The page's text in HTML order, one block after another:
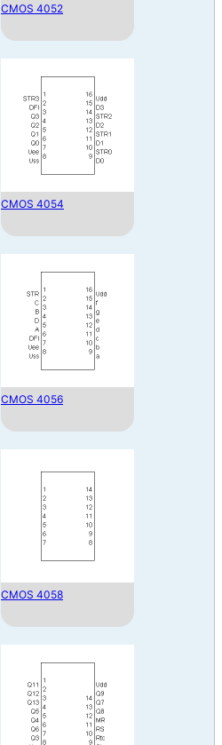
CMOS 4052
CMOS 4054
CMOS 4056
CMOS 4058